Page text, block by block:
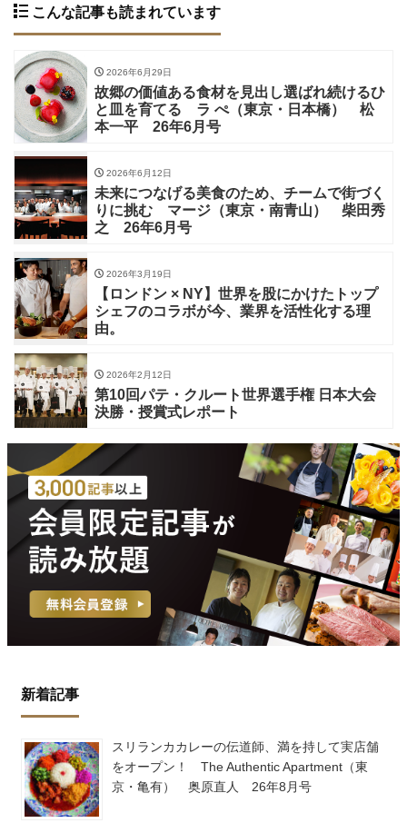
こんな記事も読まれています
2026年6月29日
故郷の価値ある食材を見出し選ばれ続けるひ
と皿を育てる ラ ぺ（東京・日本橋） 松
本一平 26年6月号
2026年6月12日
未来につなげる美食のため、チームで街づく
りに挑む マージ（東京・南青山） 柴田秀
之 26年6月号
2026年3月19日
【ロンドン × NY】世界を股にかけたトップ
シェフのコラボが今、業界を活性化する理
由。
2026年2月12日
第10回パテ・クルート世界選手権 日本大会
決勝・授賞式レポート
新着記事
スリランカカレーの伝道師、満を持して実店舗
をオープン！ The Authentic Apartment（東
京・亀有） 奥原直人 26年8月号